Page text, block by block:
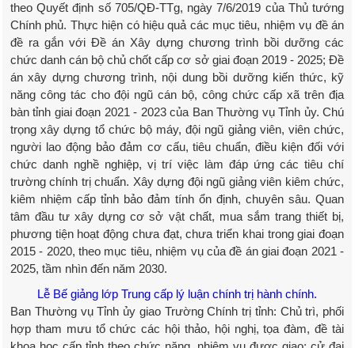
theo Quyết định số 705/QĐ-TTg, ngày 7/6/2019 của Thủ tướng
Chính phủ. Thực hiện có hiệu quả các mục tiêu, nhiệm vụ đề án
đề ra gắn với Đề án Xây dựng chương trình bồi dưỡng các
chức danh cán bộ chủ chốt cấp cơ sở giai đoạn 2019 - 2025; Đề
án xây dựng chương trình, nội dung bồi dưỡng kiến thức, kỹ
năng công tác cho đội ngũ cán bộ, công chức cấp xã trên địa
bàn tỉnh giai đoạn 2021 - 2023 của Ban Thường vụ Tỉnh ủy. Chú
trọng xây dựng tổ chức bộ máy, đội ngũ giảng viên, viên chức,
người lao động bảo đảm cơ cấu, tiêu chuẩn, điều kiện đối với
chức danh nghề nghiệp, vị trí việc làm đáp ứng các tiêu chí
trường chính trị chuẩn. Xây dựng đội ngũ giảng viên kiêm chức,
kiêm nhiệm cấp tỉnh bảo đảm tính ổn định, chuyên sâu. Quan
tâm đầu tư xây dựng cơ sở vật chất, mua sắm trang thiết bị,
phương tiện hoạt động chưa đạt, chưa triển khai trong giai đoạn
2015 - 2020, theo mục tiêu, nhiệm vụ của đề án giai đoạn 2021 -
2025, tầm nhìn đến năm 2030.
Lễ Bế giảng lớp Trung cấp lý luận chính trị hành chính.
Ban Thường vụ Tỉnh ủy giao Trường Chính trị tỉnh: Chủ trì, phối
hợp tham mưu tổ chức các hội thảo, hội nghị, tọa đàm, đề tài